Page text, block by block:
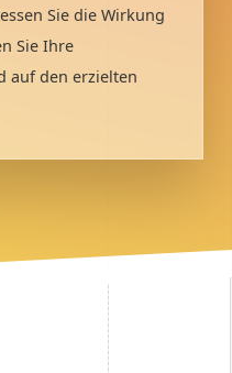
Sie die Wirkung
Sie Ihre
auf den erzielten